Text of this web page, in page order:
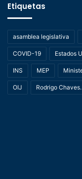
Etiquetas
asamblea legislativa
COVID-19 Estados
INS MEP
OIJ Rodrigo Chaves.